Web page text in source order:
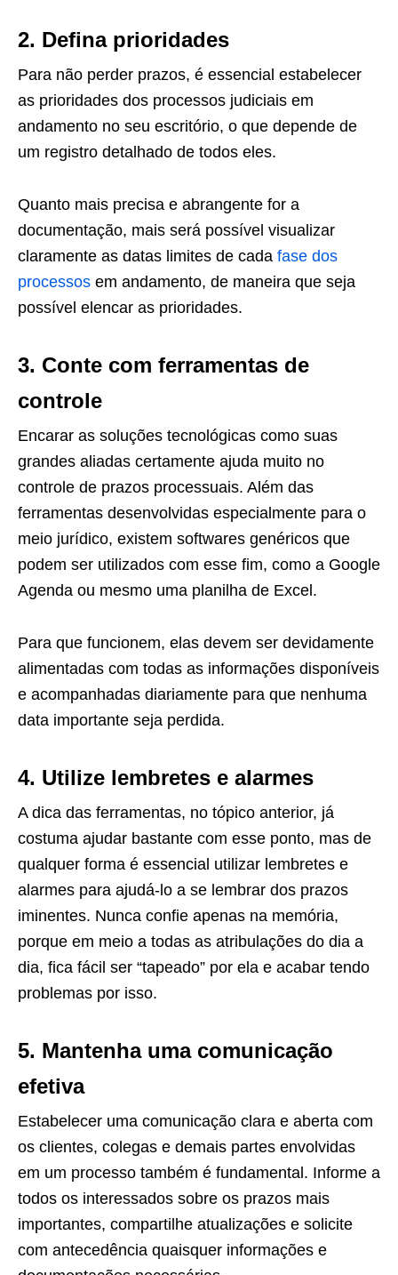
2. Defina prioridades
Para não perder prazos, é essencial estabelecer
as prioridades dos processos judiciais em
andamento no seu escritório, o que depende de
um registro detalhado de todos eles.
Quanto mais precisa e abrangente for a
documentação, mais será possível visualizar
claramente as datas limites de cada fase dos
processos em andamento, de maneira que seja
possível elencar as prioridades.
3. Conte com ferramentas de
controle
Encarar as soluções tecnológicas como suas
grandes aliadas certamente ajuda muito no
controle de prazos processuais. Além das
ferramentas desenvolvidas especialmente para o
meio jurídico, existem softwares genéricos que
podem ser utilizados com esse fim, como a Google
Agenda ou mesmo uma planilha de Excel.
Para que funcionem, elas devem ser devidamente
alimentadas com todas as informações disponíveis
e acompanhadas diariamente para que nenhuma
data importante seja perdida.
4. Utilize lembretes e alarmes
A dica das ferramentas, no tópico anterior, já
costuma ajudar bastante com esse ponto, mas de
qualquer forma é essencial utilizar lembretes e
alarmes para ajudá-lo a se lembrar dos prazos
iminentes. Nunca confie apenas na memória,
porque em meio a todas as atribulações do dia a
dia, fica fácil ser “tapeado” por ela e acabar tendo
problemas por isso.
5. Mantenha uma comunicação
efetiva
Estabelecer uma comunicação clara e aberta com
os clientes, colegas e demais partes envolvidas
em um processo também é fundamental. Informe a
todos os interessados sobre os prazos mais
importantes, compartilhe atualizações e solicite
com antecedência quaisquer informações e